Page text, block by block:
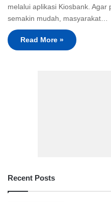
melalui aplikasi Kiosbank.
semakin mudah, masyarakat…
Read More »
Recent Posts